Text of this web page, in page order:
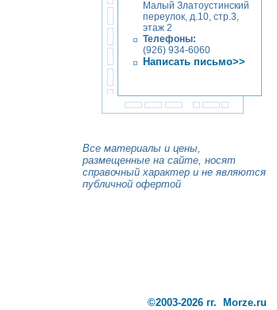
Малый Златоустинский
переулок, д.10, стр.3,
этаж 2
Телефоны:
(926) 934-6060
Написать письмо>>
Все материалы и цены,
размещенные на сайте, носят
справочный характер и не являются
публичной офертой
©2003-2026 гг. Morze.ru